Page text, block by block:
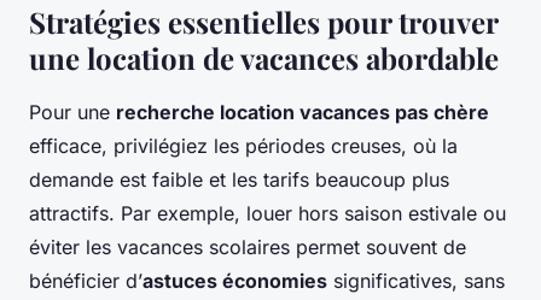
Stratégies essentielles pour trouver
une location de vacances abordable
Pour une recherche location vacances pas chère
efficace, privilégiez les périodes creuses, où la
demande est faible et les tarifs beaucoup plus
attractifs. Par exemple, louer hors saison estivale ou
éviter les vacances scolaires permet souvent de
bénéficier d’astuces économies significatives, sans